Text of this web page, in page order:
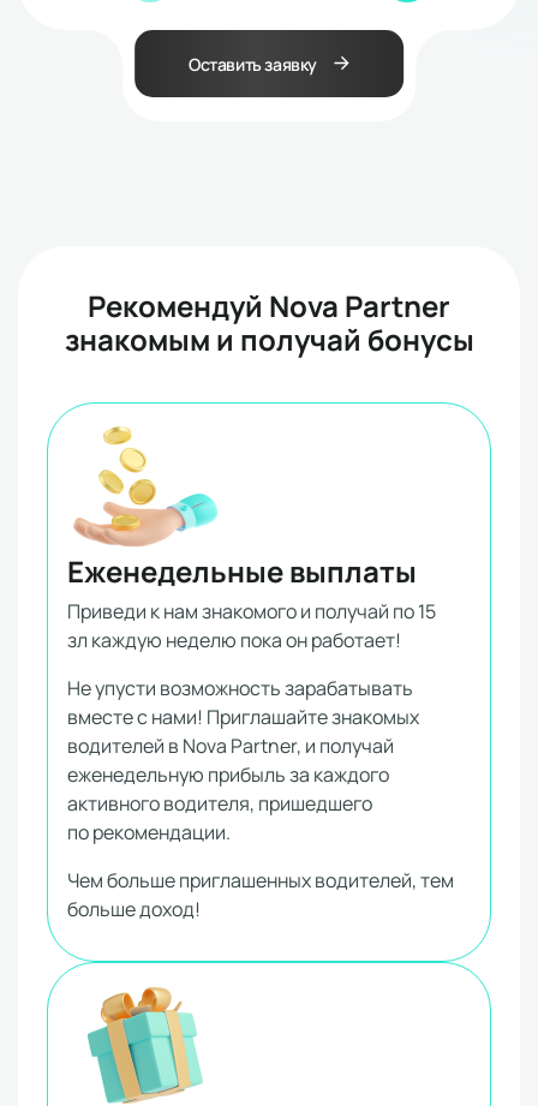
Оставить заявку
Рекомендуй Nova Partner
знакомым и получай бонусы
Еженедельные выплаты
Приведи к нам знакомого и получай по 15
зл каждую неделю пока он работает!
Не упусти возможность зарабатывать
вместе с нами! Приглашайте знакомых
водителей в Nova Partner, и получай
еженедельную прибыль за каждого
активного водителя, пришедшего
по рекомендации.
Чем больше приглашенных водителей, тем
больше доход!